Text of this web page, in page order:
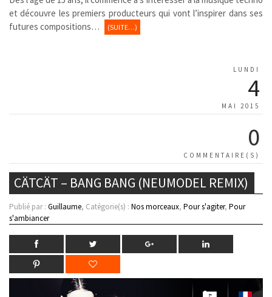
et découvre les premiers producteurs qui vont l’inspirer dans ses
futures compositions…
(SUITE…)
LUNDI
4
MAI 2015
0
COMMENTAIRE(S)
CÄTCÄT – BANG BANG (NEUMODEL REMIX)
Publié par : Guillaume, Catégorie(s) : Nos morceaux, Pour s'agiter, Pour
s'ambiancer